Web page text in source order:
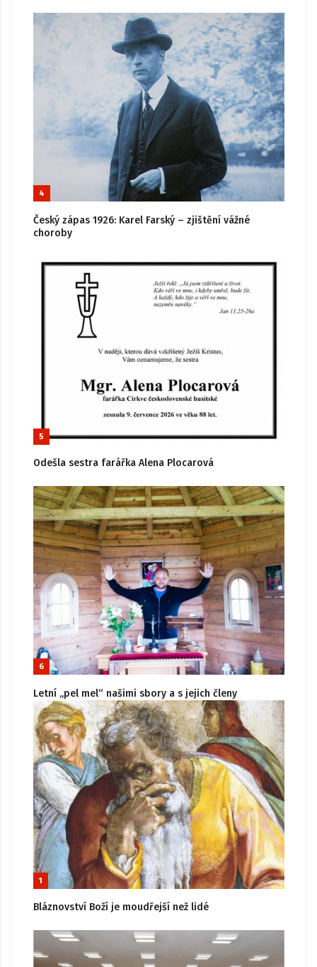
4
Český zápas 1926: Karel Farský – zjištění vážné
choroby
5
Odešla sestra farářka Alena Plocarová
6
Letní „pel mel“ našimi sbory a s jejich členy
1
Bláznovství Boží je moudřejší než lidé